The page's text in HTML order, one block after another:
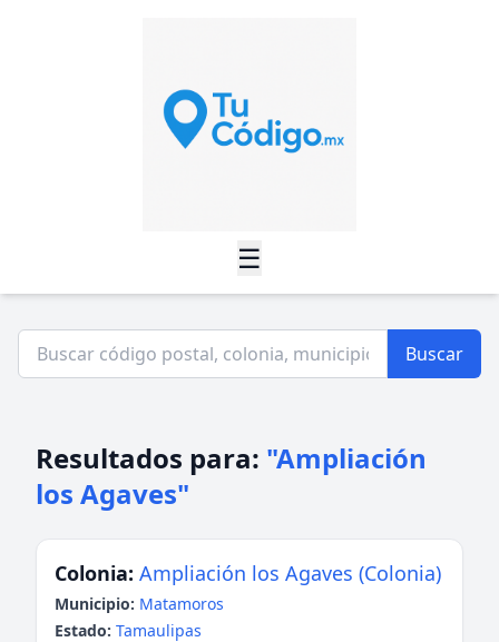
☰
Buscar
Resultados para: "Ampliación
los Agaves"
Colonia: Ampliación los Agaves (Colonia)
Municipio: Matamoros
Estado: Tamaulipas